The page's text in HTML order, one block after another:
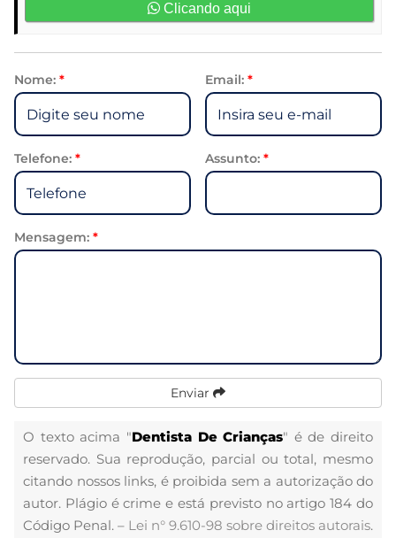
Clicando aqui
Nome: * Email: *
Telefone: * Assunto: *
Mensagem: *
Enviar
O texto acima "Dentista De Crianças" é de direito
reservado. Sua reprodução, parcial ou total, mesmo
citando nossos links, é proibida sem a autorização do
autor. Plágio é crime e está previsto no artigo 184 do
Código Penal. – Lei n° 9.610-98 sobre direitos autorais.